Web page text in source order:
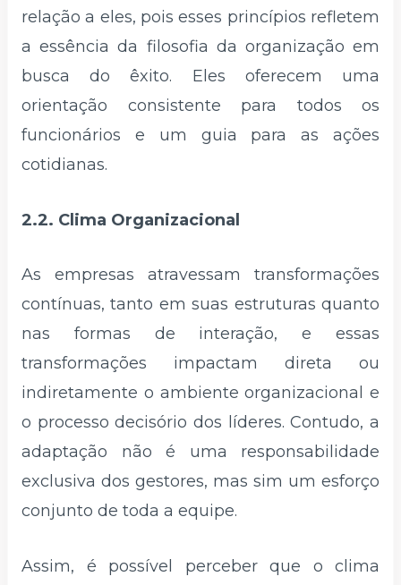
relação a eles, pois esses princípios refletem
a essência da filosofia da organização em
busca do êxito. Eles oferecem uma
orientação consistente para todos os
funcionários e um guia para as ações
cotidianas.
2.2. Clima Organizacional
As empresas atravessam transformações
contínuas, tanto em suas estruturas quanto
nas formas de interação, e essas
transformações impactam direta ou
indiretamente o ambiente organizacional e
o processo decisório dos líderes. Contudo, a
adaptação não é uma responsabilidade
exclusiva dos gestores, mas sim um esforço
conjunto de toda a equipe.
Assim, é possível perceber que o clima